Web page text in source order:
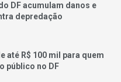
DF acumulam danos e
depredação
até R$ 100 mil para quem
público no DF